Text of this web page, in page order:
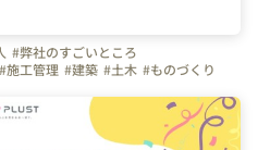
#弊社のすごいところ
#施工管理 #建築 #土木 #ものづくり
企業認定 #プラチナランク
#転職
援 #年間休日125日
#土日祝休み